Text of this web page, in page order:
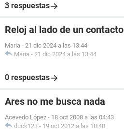
3 respuestas
Reloj al lado de un contacto
Maria - 21 dic 2024 a las 13:44
Maria - 21 dic 2024 a las 13:44
0 respuestas
Ares no me busca nada
Acevedo López - 18 oct 2008 a las 04:43
duck123 - 19 oct 2012 a las 18:48